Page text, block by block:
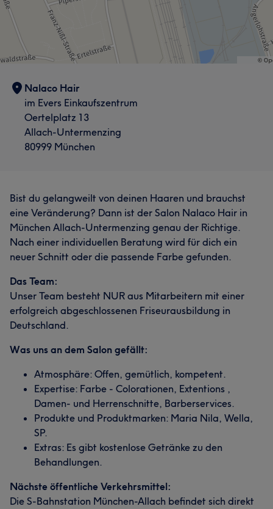
Nalaco Hair
im Evers Einkaufszentrum
Oertelplatz 13
Allach-Untermenzing
80999 München
Bist du gelangweilt von deinen Haaren und brauchst
eine Veränderung? Dann ist der Salon Nalaco Hair in
München Allach-Untermenzing genau der Richtige.
Nach einer individuellen Beratung wird für dich ein
neuer Schnitt oder die passende Farbe gefunden.
Das Team:
Unser Team besteht NUR aus Mitarbeitern mit einer
erfolgreich abgeschlossenen Friseurausbildung in
Deutschland.
Was uns an dem Salon gefällt:
Atmosphäre: Offen, gemütlich, kompetent.
Expertise: Farbe - Colorationen, Extentions ,
Damen- und Herrenschnitte, Barberservices.
Produkte und Produktmarken: Maria Nila, Wella,
SP.
Extras: Es gibt kostenlose Getränke zu den
Behandlungen.
Nächste öffentliche Verkehrsmittel:
Die S-Bahnstation München-Allach befindet sich direkt